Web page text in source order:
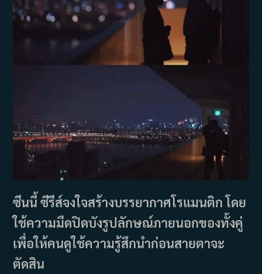
ซีนนี้ ซีรีส์จงใจสร้างบรรยากาศโรแมนติก โดย
ใช้ความมืดปิดบังรูปลักษณ์ภายนอกของทั้งคู่
เพื่อให้คนดูใช้ความรู้สึกนำก่อนสายตาจะ
ตัดสิน